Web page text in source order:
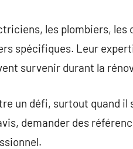
les plombiers,
spécifiques. Leur
survenir durant la
un défi, surtout quand il
demander des